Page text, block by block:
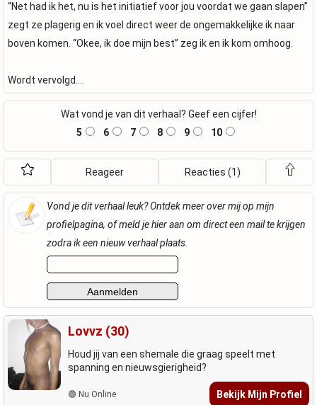
“Net had ik het, nu is het initiatief voor jou voordat we gaan slapen”
zegt ze plagerig en ik voel direct weer de ongemakkelijke ik naar
boven komen. “Okee, ik doe mijn best” zeg ik en ik kom omhoog.
Wordt vervolgd….
Wat vond je van dit verhaal? Geef een cijfer!
5
6 7 8 9 10
Reageer Reacties (1)
Vond je dit verhaal leuk? Ontdek meer over mij op mijn
profielpagina, of meld je hier aan om direct een mail te krijgen
zodra ik een nieuw verhaal plaats.
Lovvz (30)
Houd jij van een shemale die graag speelt met
spanning en nieuwsgierigheid?
🟢 Nu Online Bekijk Mijn Profiel